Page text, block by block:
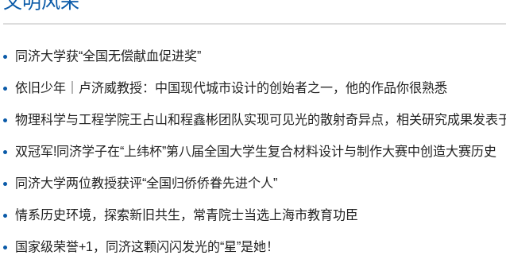
同济大学获“全国无偿献血促进奖”
依旧少年｜卢济威教授：中国现代城市设计的创始者之一，他的作品你很熟悉
双冠军!同济学子在“上纬杯”第八届全国大学生复合材料设计与制作大赛中创造大赛历史
同济大学两位教授获评“全国归侨侨眷先进个人”
情系历史环境，探索新旧共生，常青院士当选上海市教育功臣
国家级荣誉+1，同济这颗闪闪发光的“星”是她！